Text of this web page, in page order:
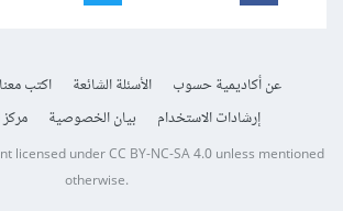
عن أكاديمية حسوب الأسئلة الشائعة اكتب معنا
إرشادات الاستخدام
بيان الخصوصية
licensed underCC BY-NC-SA 4.0unless mentioned
otherwise.